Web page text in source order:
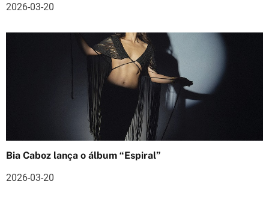
2026-03-20
Bia Caboz lança o álbum “Espiral”
2026-03-20